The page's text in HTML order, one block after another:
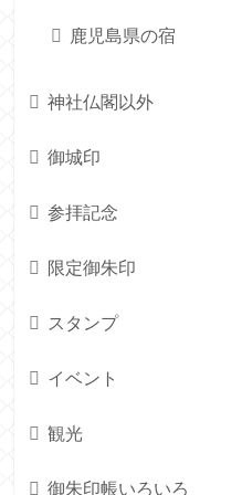
鹿児島県の宿
神社仏閣以外
御城印
参拝記念
限定御朱印
スタンプ
イベント
観光
御朱印帳いろいろ